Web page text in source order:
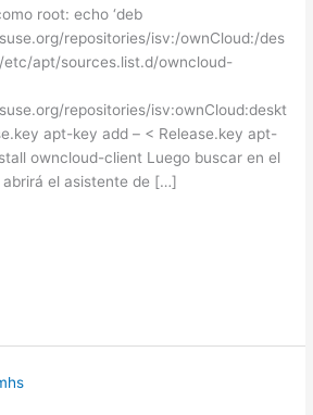
root: echo ‘deb
repositories/isv:/ownCloud:/des
etc/apt/sources.list.d/owncloud-
repositories/isv:ownCloud:deskt
apt-key add – < Release.key apt-
owncloud-client Luego buscar en el
el asistente de […]